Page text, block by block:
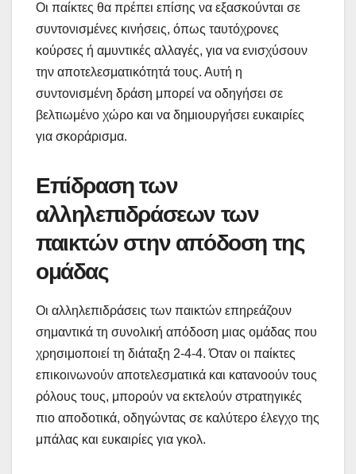
Οι παίκτες θα πρέπει επίσης να εξασκούνται σε
συντονισμένες κινήσεις, όπως ταυτόχρονες
κούρσες ή αμυντικές αλλαγές, για να ενισχύσουν
την αποτελεσματικότητά τους. Αυτή η
συντονισμένη δράση μπορεί να οδηγήσει σε
βελτιωμένο χώρο και να δημιουργήσει ευκαιρίες
για σκοράρισμα.
Επίδραση των
αλληλεπιδράσεων των
παικτών στην απόδοση της
ομάδας
Οι αλληλεπιδράσεις των παικτών επηρεάζουν
σημαντικά τη συνολική απόδοση μιας ομάδας που
χρησιμοποιεί τη διάταξη 2-4-4. Όταν οι παίκτες
επικοινωνούν αποτελεσματικά και κατανοούν τους
ρόλους τους, μπορούν να εκτελούν στρατηγικές
πιο αποδοτικά, οδηγώντας σε καλύτερο έλεγχο της
μπάλας και ευκαιρίες για γκολ.